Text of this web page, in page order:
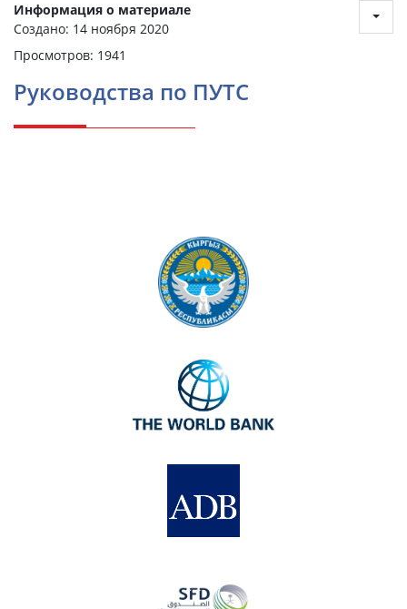
Информация о материале
Создано: 14 ноября 2020
Просмотров: 1941
Руководства по ПУТС